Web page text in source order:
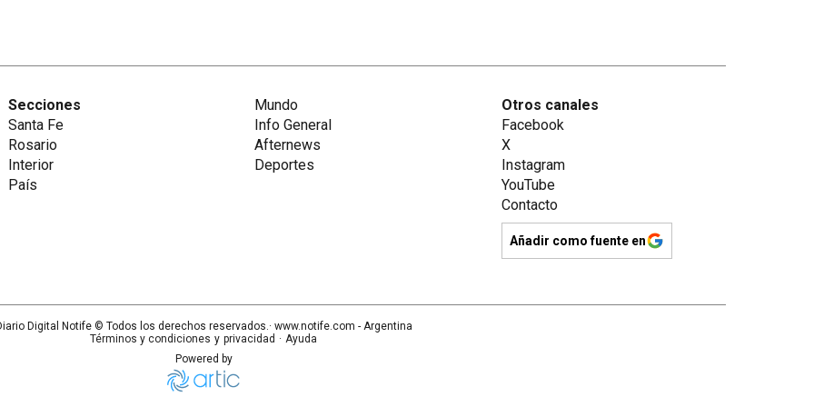
Secciones
Santa Fe
Rosario
Interior
País
Mundo
Info General
Afternews
Deportes
Otros canales
Facebook
X
Instagram
YouTube
Contacto
Añadir como fuente en
Digital Notife© Todos los derechos reservados.· www.notife.com - Argentina
Términos y condiciones y privacidad · Ayuda
Powered by